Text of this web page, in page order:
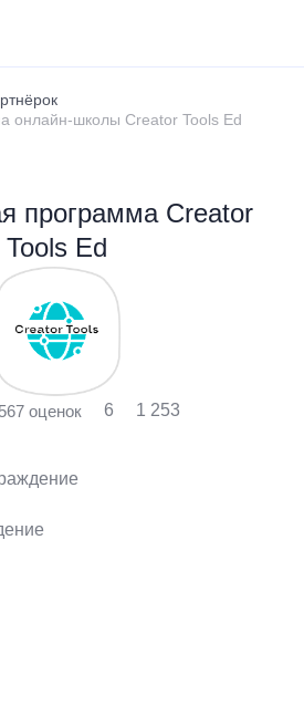
онлайн-школы Creator Tools Ed
программа Creator
Tools Ed
оценок 6 1 253